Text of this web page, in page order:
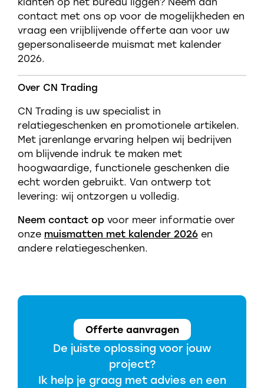
contact met ons op voor de mogelijkheden en
vraag een vrijblijvende offerte aan voor uw
gepersonaliseerde muismat met kalender
2026.
Over CN Trading
CN Trading is uw specialist in
relatiegeschenken en promotionele artikelen.
Met jarenlange ervaring helpen wij bedrijven
om blijvende indruk te maken met
hoogwaardige, functionele geschenken die
echt worden gebruikt. Van ontwerp tot
levering: wij ontzorgen u volledig.
Neem contact op voor meer informatie over
onze muismatten met kalender 2026 en
andere relatiegeschenken.
De juiste oplossing voor jouw
project?
Ik help je graag met advies en een
Offerte aanvragen